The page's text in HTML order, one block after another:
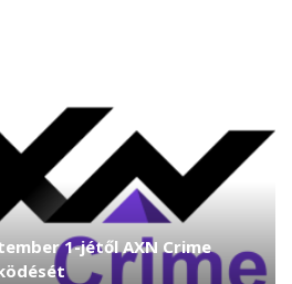
1-jétől AXN Crime